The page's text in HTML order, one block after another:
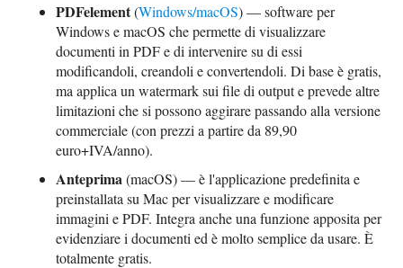
PDFelement(Windows/macOS) — software per
Windows e macOS che permette di visualizzare
documenti in PDF e di intervenire su di essi
modificandoli, creandoli e convertendoli. Di base è gratis,
ma applica un watermark sui file di output e prevede altre
limitazioni che si possono aggirare passando alla versione
commerciale (con prezzi a partire da 89,90
euro+IVA/anno).
Anteprima(macOS) — è l'applicazione predefinita e
preinstallata su Mac per visualizzare e modificare
immagini e PDF. Integra anche una funzione apposita per
evidenziare i documenti ed è molto semplice da usare. È
totalmente gratis.